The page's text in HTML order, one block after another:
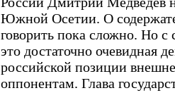
Южной Осетии. О
говорить пока сложно. Но с
это достаточно очевидная
российской позиции
оппонентам. Глава